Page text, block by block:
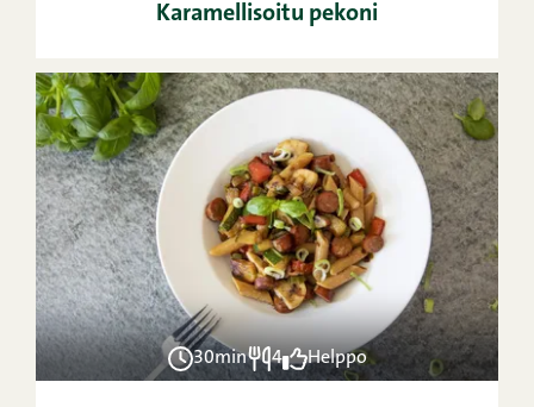
Karamellisoitu pekoni
30min 4 Helppo